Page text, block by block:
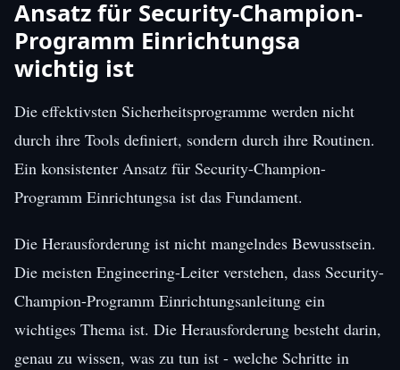
Ansatz für Security-Champion-
Programm Einrichtungsa
wichtig ist
Die effektivsten Sicherheitsprogramme werden nicht
durch ihre Tools definiert, sondern durch ihre Routinen.
Ein konsistenter Ansatz für Security-Champion-
Programm Einrichtungsa ist das Fundament.
Die Herausforderung ist nicht mangelndes Bewusstsein.
Die meisten Engineering-Leiter verstehen, dass Security-
Champion-Programm Einrichtungsanleitung ein
wichtiges Thema ist. Die Herausforderung besteht darin,
genau zu wissen, was zu tun ist - welche Schritte in